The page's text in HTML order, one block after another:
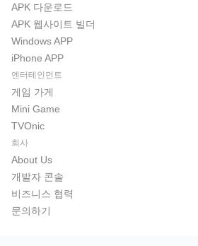
APK 다운로드
APK 웹사이트 빌더
Windows APP
iPhone APP
엔터테인먼트
게임 가게
Mini Game
TVOnic
회사
About Us
개발자 콘솔
비즈니스 협력
문의하기